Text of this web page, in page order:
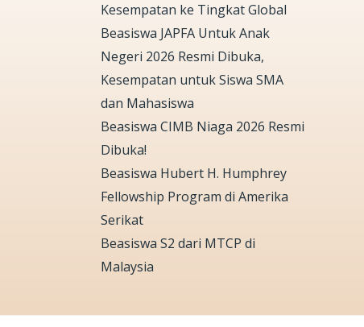
Kesempatan ke Tingkat Global
Beasiswa JAPFA Untuk Anak
Negeri 2026 Resmi Dibuka,
Kesempatan untuk Siswa SMA
dan Mahasiswa
Beasiswa CIMB Niaga 2026 Resmi
Dibuka!
Beasiswa Hubert H. Humphrey
Fellowship Program di Amerika
Serikat
Beasiswa S2 dari MTCP di
Malaysia